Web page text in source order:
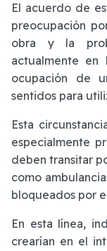
El acuerdo de
preocupación
obra y la
actualmente
ocupación de
sentidos para
Esta
especialmente
deben transitar
como
bloqueados por
En esta línea,
crearían en el